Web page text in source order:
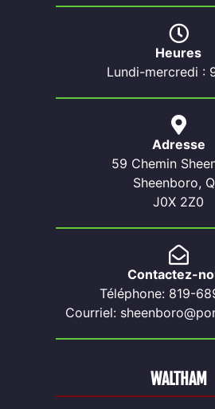
Heures
Lundi-mercredi :
Adresse
59 Chemin
Sheenboro,
J0X 2Z0
Contactez-
Téléphone: 819-
Courriel:
WALTHAM